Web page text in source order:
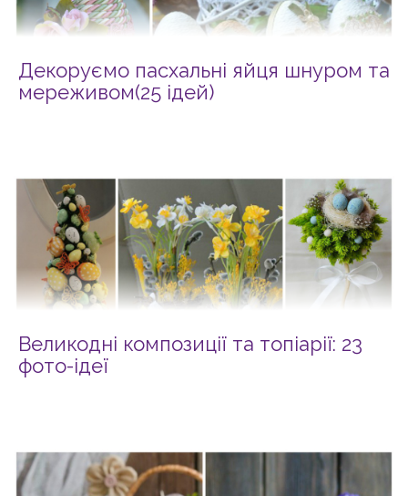
Декоруємо пасхальні яйця шнуром та
мереживом(25 ідей)
Великодні композиції та топіарії: 23
фото-ідеї